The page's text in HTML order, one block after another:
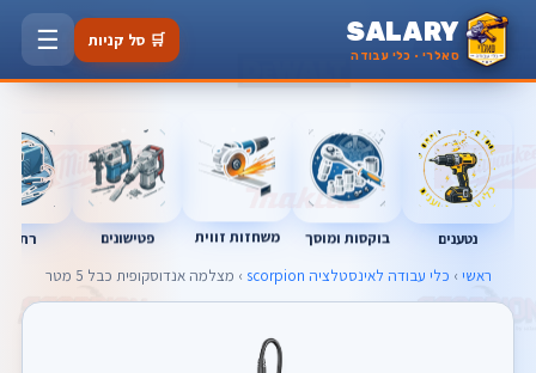
SALARY
סאלרי · כלי עבודה
🛒 סל קניות ☰
נטענים בוקסות ומוסך משחזות זווית פטישונים
ראשי › כלי עבודה לאינסטלציה scorpion › מצלמה אנדוסקופית כבל 5 מטר